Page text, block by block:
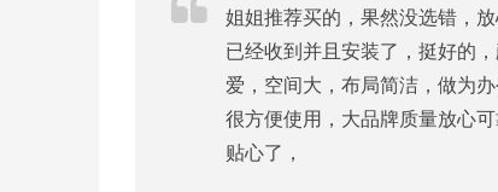
姐姐推荐买的，果然没选错，
已经收到并且安装了，挺好的
爱，空间大，布局简洁，做为
很方便使用，大品牌质量放心
贴心了，